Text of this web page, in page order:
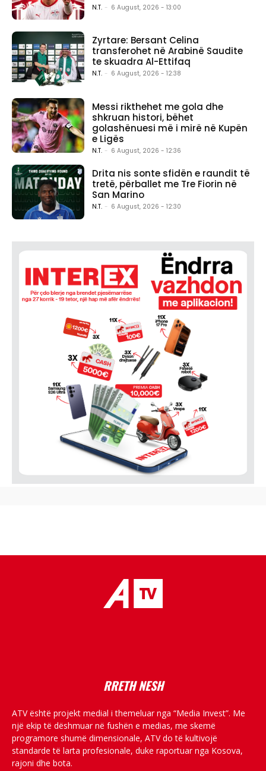
N.T. - 6 August, 2026 - 13:00
Zyrtare: Bersant Celina
transferohet në Arabinë Saudite
te skuadra Al-Ettifaq
N.T. - 6 August, 2026 - 12:38
Messi rikthehet me gola dhe
shkruan histori, bëhet
golashënuesi më i mirë në Kupën
e Ligës
N.T. - 6 August, 2026 - 12:36
Drita nis sonte sfidën e raundit të
tretë, përballet me Tre Fiorin në
San Marino
N.T. - 6 August, 2026 - 12:30
RRETH NESH
ATV është projekt medial i themeluar nga “Media Invest”. Me
një ekip të dëshmuar në fushën e medias, me skemë
programore shumë dimensionale, ATV do të kultivojë
standarde të larta profesionale, duke raportuar nga Kosova,
rajoni dhe bota.